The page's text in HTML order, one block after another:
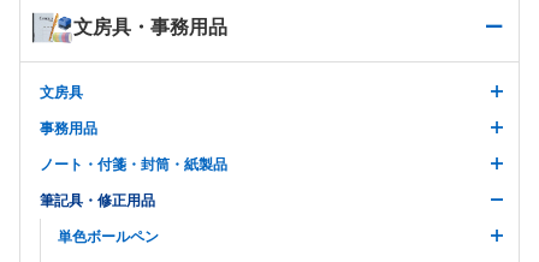
文房具・事務用品
文房具
事務用品
ノート・付箋・封筒・紙製品
筆記具・修正用品
単色ボールペン